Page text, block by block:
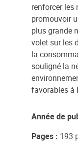
renforcer les
promouvoir
plus grande
volet sur les
la
souligné la
favorables à
Année de
Pages : 193